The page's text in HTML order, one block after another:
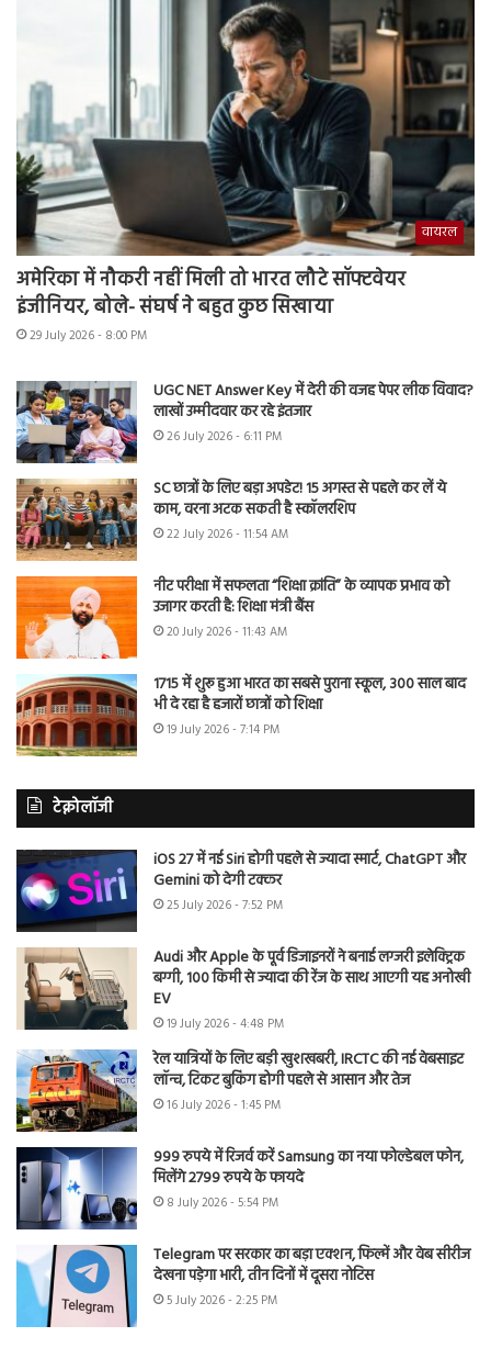
वायरल
अमेरिका में नौकरी नहीं मिली तो भारत लौटे सॉफ्टवेयर
इंजीनियर, बोले- संघर्ष ने बहुत कुछ सिखाया
29 July 2026 - 8:00 PM
UGC NET Answer Key में देरी की वजह पेपर लीक विवाद?
लाखों उम्मीदवार कर रहे इंतजार
26 July 2026 - 6:11 PM
SC छात्रों के लिए बड़ा अपडेट! 15 अगस्त से पहले कर लें ये
काम, वरना अटक सकती है स्कॉलरशिप
22 July 2026 - 11:54 AM
नीट परीक्षा में सफलता “शिक्षा क्रांति” के व्यापक प्रभाव को
उजागर करती है: शिक्षा मंत्री बैंस
20 July 2026 - 11:43 AM
1715 में शुरू हुआ भारत का सबसे पुराना स्कूल, 300 साल बाद
भी दे रहा है हजारों छात्रों को शिक्षा
19 July 2026 - 7:14 PM
टेक्नोलॉजी
iOS 27 में नई Siri होगी पहले से ज्यादा स्मार्ट, ChatGPT और
Gemini को देगी टक्कर
25 July 2026 - 7:52 PM
Audi और Apple के पूर्व डिजाइनरों ने बनाई लग्जरी इलेक्ट्रिक
बग्गी, 100 किमी से ज्यादा की रेंज के साथ आएगी यह अनोखी
EV
19 July 2026 - 4:48 PM
रेल यात्रियों के लिए बड़ी खुशखबरी, IRCTC की नई वेबसाइट
लॉन्च, टिकट बुकिंग होगी पहले से आसान और तेज
16 July 2026 - 1:45 PM
999 रुपये में रिजर्व करें Samsung का नया फोल्डेबल फोन,
मिलेंगे 2799 रुपये के फायदे
8 July 2026 - 5:54 PM
Telegram पर सरकार का बड़ा एक्शन, फिल्में और वेब सीरीज
देखना पड़ेगा भारी, तीन दिनों में दूसरा नोटिस
5 July 2026 - 2:25 PM